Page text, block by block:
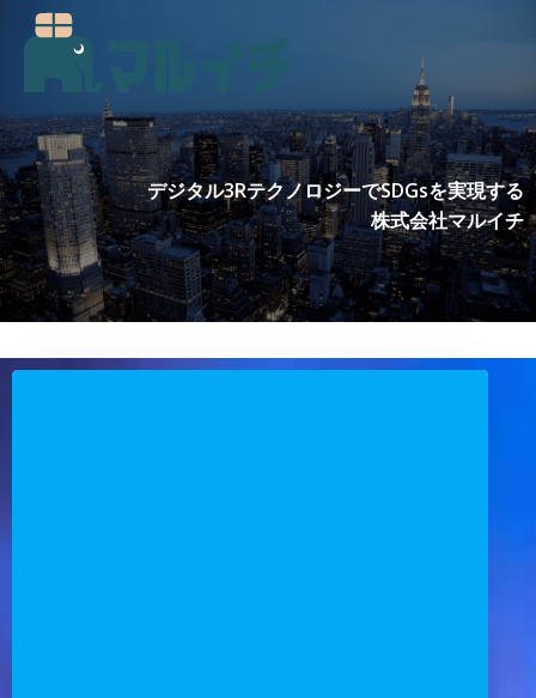
ツ
へ
ス
キ
ッ
プ
デジタル3RテクノロジーでSDGsを実現する
株式会社マルイチ